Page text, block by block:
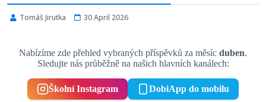
Tomáš Jirutka 30 April 2026